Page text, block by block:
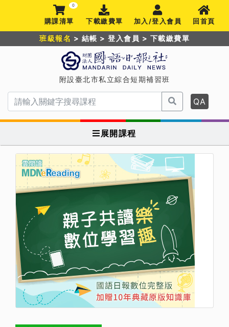
0
購課清單 下載繳費單 加入/登入會員 回首頁
附設臺北市私立綜合短期補習班
QA
展開課程
班級報名 > 結帳 > 登入會員 > 下載繳費單